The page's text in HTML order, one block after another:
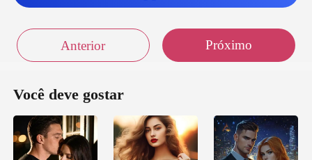
Anterior Próximo
Você deve gostar